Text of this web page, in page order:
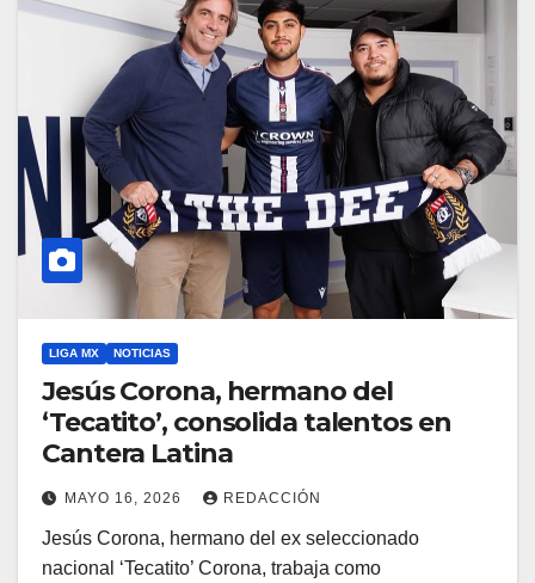
LIGA MX NOTICIAS
Jesús Corona, hermano del
‘Tecatito’, consolida talentos en
Cantera Latina
MAYO 16, 2026 REDACCIÓN
Jesús Corona, hermano del ex seleccionado
nacional ‘Tecatito’ Corona, trabaja como